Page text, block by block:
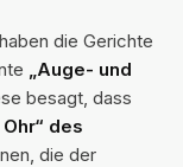
die Gerichte
„Auge- und
besagt, dass
des
die der